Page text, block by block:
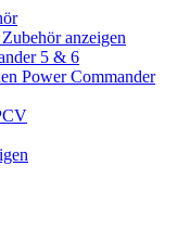
anzeigen
5 & 6
Power Commander